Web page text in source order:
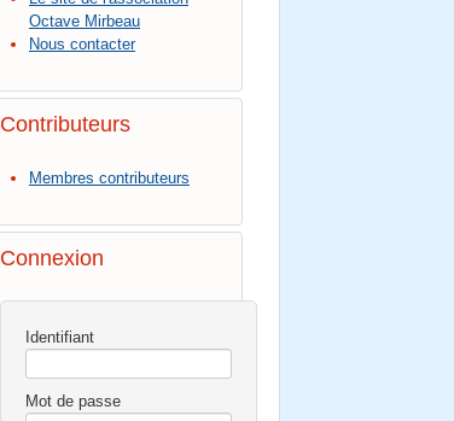
Octave Mirbeau
Nous contacter
Contributeurs
Membres contributeurs
Connexion
Identifiant
Mot de passe